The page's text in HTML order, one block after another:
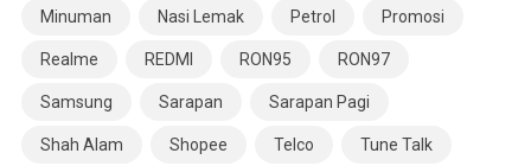
Minuman Nasi Lemak Petrol Promosi
Realme REDMI RON95 RON97
Samsung Sarapan Sarapan Pagi
Shah Alam Shopee Telco Tune Talk